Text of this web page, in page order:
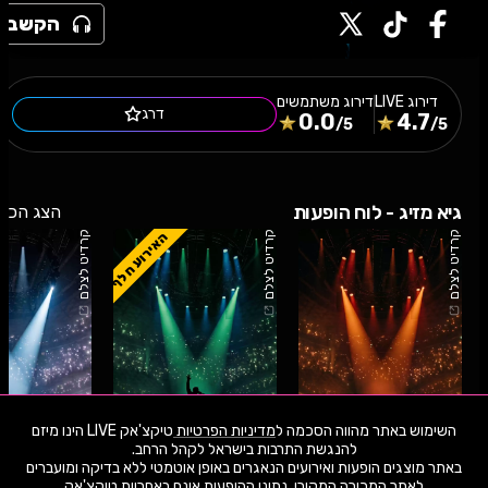
השימוש באתר מהווה הסכמה למדיניות הפרטיות
טיקצ'אק LIVE הינו מיזם
באתר מוצגים הופעות ואירועים הנאגרים באופן אוטמטי ללא בדיקה ומועברים
הקשב
דירוג
4.7/5
דירוג משתמשים
0.0/5
דרג
גיא מזיג - לוח הופעות הצג הכל
קרדיט לצלם
22.10.26
קרדיט לצלם האירוע חלף
שבת
קרדיט לצלם
06.6.26